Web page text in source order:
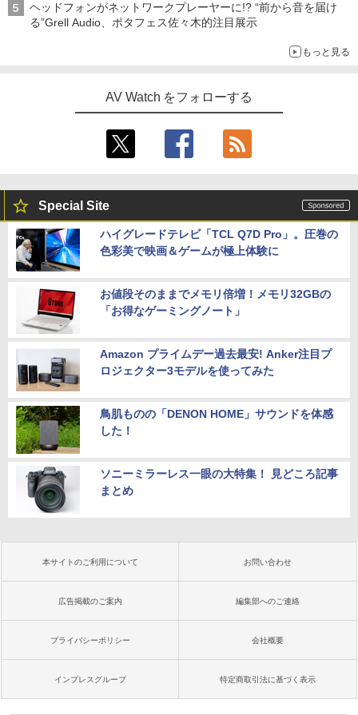
ヘッドフォンがネットワークプレーヤーに!? “前から音を届け
る”Grell Audio、ポタフェス佐々木的注目展示
もっと見る
AV Watch をフォローする
Special Site
ハイグレードテレビ「TCL Q7D Pro」。圧巻の
色彩美で映画＆ゲームが極上体験に
お値段そのままでメモリ倍増！メモリ32GBの
「お得なゲーミングノート」
Amazon プライムデー過去最安! Anker注目プ
ロジェクター3モデルを使ってみた
鳥肌ものの「DENON HOME」サウンドを体感
した！
ソニーミラーレス一眼の大特集！ 見どころ記事
まとめ
本サイトのご利用について お問い合わせ
広告掲載のご案内 編集部へのご連絡
プライバシーポリシー 会社概要
インプレスグループ 特定商取引法に基づく表示